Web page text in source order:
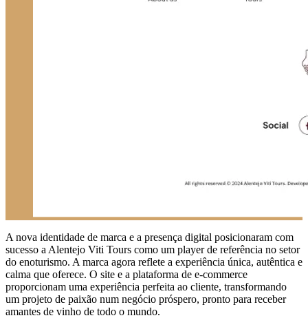
A nova identidade de marca e a presença digital posicionaram com
sucesso a Alentejo Viti Tours como um player de referência no setor
do enoturismo. A marca agora reflete a experiência única, autêntica e
calma que oferece. O site e a plataforma de e-commerce
proporcionam uma experiência perfeita ao cliente, transformando
um projeto de paixão num negócio próspero, pronto para receber
amantes de vinho de todo o mundo.